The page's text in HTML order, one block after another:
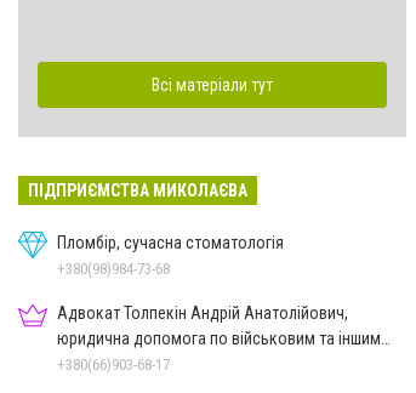
Всі матеріали тут
ПІДПРИЄМСТВА МИКОЛАЄВА
Пломбір, сучасна стоматологія
+380(98)984-73-68
Адвокат Толпекін Андрій Анатолійович,
юридична допомога по військовим та іншим
справам
+380(66)903-68-17